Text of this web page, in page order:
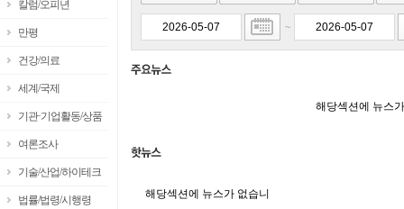
칼럼/오피년
만평
건강/의료
세계/국제
기관·기업활동/상품
여론조사
기술/산업/하이테크
법률/법령/시행령
~
해당섹션에 뉴스
해당섹션에 뉴스가 없습니